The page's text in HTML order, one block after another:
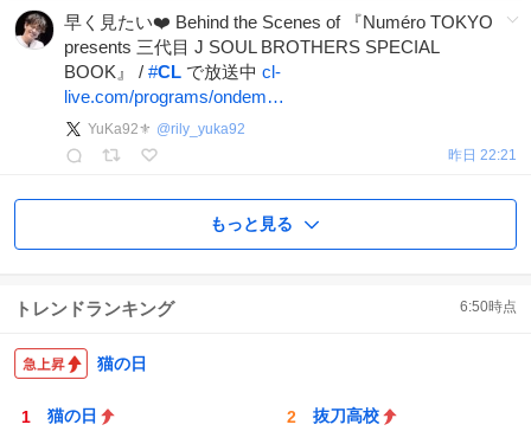
早く見たい❤️ Behind the Scenes of 『Numéro TOKYO
presents 三代目 J SOUL BROTHERS SPECIAL
BOOK』 / #CL で放送中 cl-
live.com/programs/ondem…
YuKa92⚜️ @rily_yuka92
昨日 22:21
もっと見る
トレンドランキング 6:50時点
猫の日
猫の日 抜刀高校